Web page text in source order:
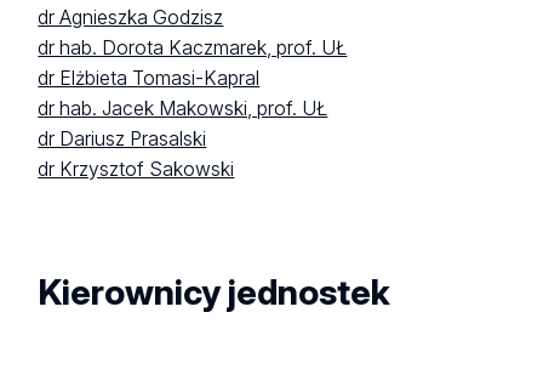
dr Agnieszka Godzisz
dr hab. Dorota Kaczmarek, prof. UŁ
dr Elżbieta Tomasi-Kapral
dr hab. Jacek Makowski, prof. UŁ
dr Dariusz Prasalski
dr Krzysztof Sakowski
Kierownicy jednostek